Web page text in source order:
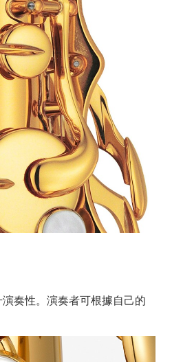
奏性。演奏者可根據自己的